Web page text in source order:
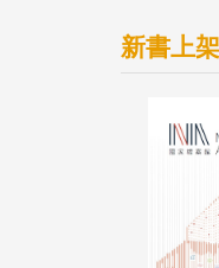
新書上架